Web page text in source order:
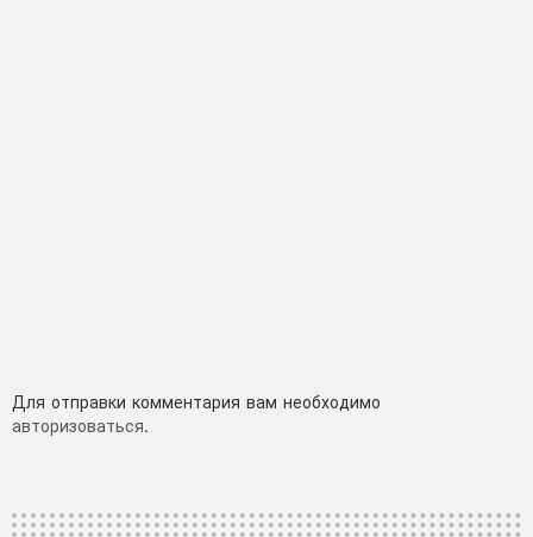
Добавить
комментарий
Для отправки комментария вам необходимо
авторизоваться.